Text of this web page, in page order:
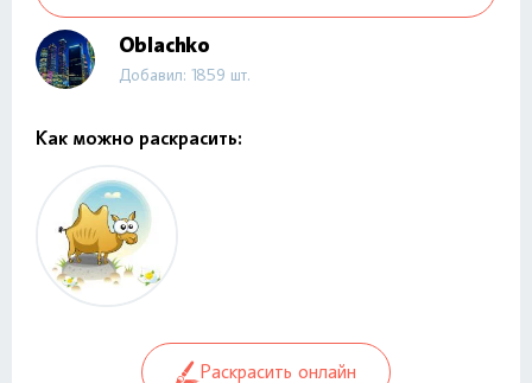
Oblachko
Добавил: 1859 шт.
Как можно раскрасить:
Раскрасить онлайн